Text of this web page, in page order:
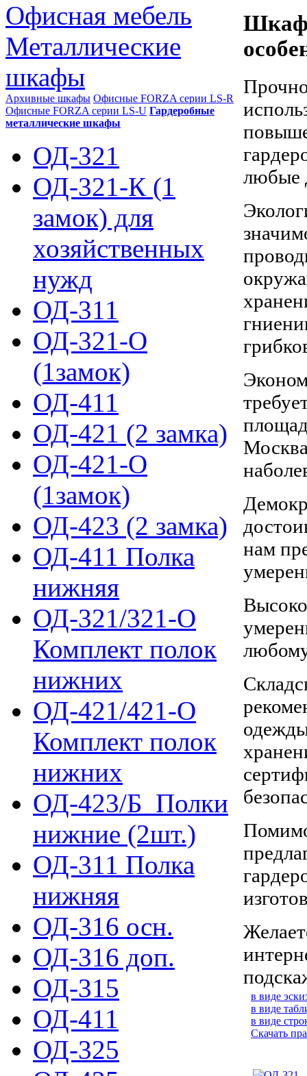
Офисная мебель
Металлические
шкафы
Архивные шкафы Офисные FORZA серии LS-R
Офисные FORZA серии LS-U Гардеробные
металлические шкафы
ОД-321
ОД-321-К (1
замок) для
хозяйственных
нужд
ОД-311
ОД-321-О
(1замок)
ОД-411
ОД-421 (2 замка)
ОД-421-О
(1замок)
ОД-423 (2 замка)
ОД-411 Полка
нижняя
ОД-321/321-О
Комплект полок
нижних
ОД-421/421-О
Комплект полок
нижних
ОД-423/Б_Полки
нижние (2шт.)
ОД-311 Полка
нижняя
ОД-316 осн.
ОД-316 доп.
ОД-315
ОД-411
ОД-325
любые
нам
в виде
в виде
в виде
Скачать